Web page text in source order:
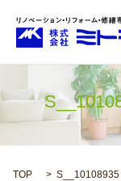
TOP S__10108935